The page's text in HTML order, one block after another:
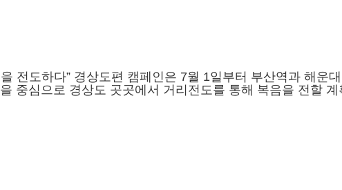
전도하다” 경상도편 캠페인은 7월 1일부터 부산역과 해운
중심으로 경상도 곳곳에서 거리전도를 통해 복음을 전할 계